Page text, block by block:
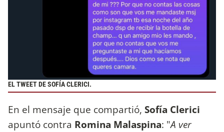
EL TWEET DE SOFÍA CLERICI.
En el mensaje que compartió, Sofía Clerici
apuntó contra Romina Malaspina: "A ver